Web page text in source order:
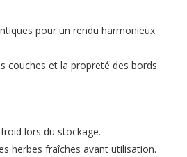
pour un rendu harmonieux
couches et la propreté des bords.
lors du stockage.
herbes fraîches avant utilisation.